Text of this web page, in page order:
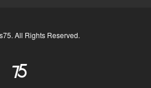
All Rights Reserved.